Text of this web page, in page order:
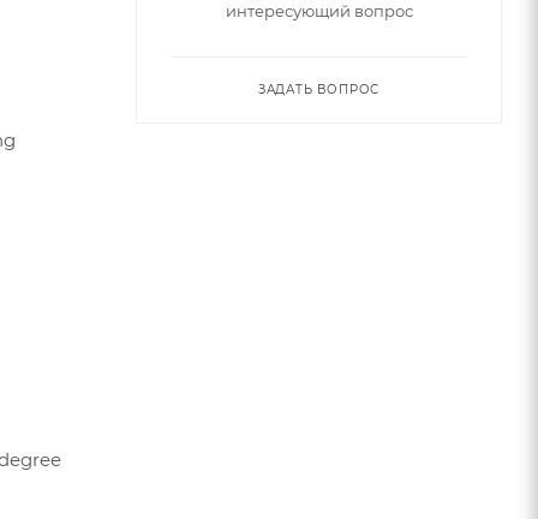
интересующий вопрос
ЗАДАТЬ ВОПРОС